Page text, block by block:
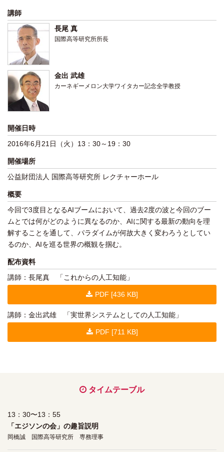
講師
長尾 真
国際高等研究所所長
金出 武雄
カーネギーメロン大学ワイタカー記念全学教授
開催日時
2016年6月21日（火）13：30～19：30
開催場所
公益財団法人 国際高等研究所 レクチャーホール
概要
今回で3度目となるAIブームにおいて、過去2度の波と今回のブー
ムとでは何がどのように異なるのか、AIに関する最新の動向を理
解することを通して、パラダイムが何故大きく変わろうとしてい
るのか、AIを巡る世界の概観を掴む。
配布資料
講師：長尾真 「これからの人工知能」
PDF [436 KB]
講師：金出武雄 「実世界システムとしての人工知能」
PDF [711 KB]
タイムテーブル
13：30〜13：55
「エジソンの会」の趣旨説明
岡橋誠 国際高等研究所 専務理事